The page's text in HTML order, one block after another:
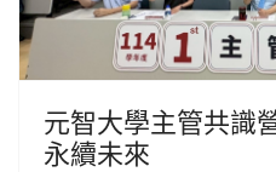
元智大學主管共識
永續未來